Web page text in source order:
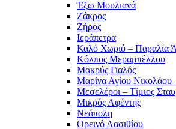
Έξω Μουλιανά
Ζάκρος
Ζήρος
Ιεράπετρα
Καλό Χωριό – Παραλία
Κόλπος Μεραμπέλλου
Μακρύς Γιαλός
Μαρίνα Αγίου Νικολάου
Μεσελέροι – Τίμιος
Μικρός Αφέντης
Νεάπολη
Ορεινό Λασιθίου